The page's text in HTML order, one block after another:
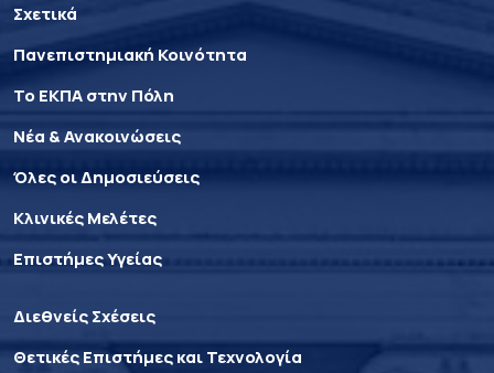
Σχετικά
Πανεπιστημιακή Κοινότητα
Το ΕΚΠΑ στην Πόλη
Νέα & Ανακοινώσεις
Όλες οι Δημοσιεύσεις
Κλινικές Μελέτες
Επιστήμες Υγείας
Διεθνείς Σχέσεις
Θετικές Επιστήμες και Τεχνολογία